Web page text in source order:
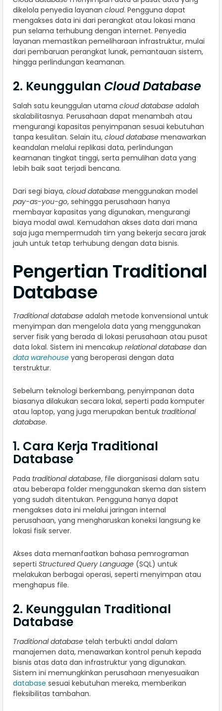
dikelola penyedia layanan cloud. Pengguna dapat
mengakses data ini dari perangkat atau lokasi mana
pun selama terhubung dengan internet. Penyedia
layanan memastikan pemeliharaan infrastruktur, mulai
dari pembaruan perangkat lunak, pemantauan sistem,
hingga perlindungan keamanan.
2. Keunggulan Cloud Database
Salah satu keunggulan utama cloud database adalah
skalabilitasnya. Perusahaan dapat menambah atau
mengurangi kapasitas penyimpanan sesuai kebutuhan
tanpa kesulitan. Selain itu, cloud database menawarkan
keandalan melalui replikasi data, perlindungan
keamanan tingkat tinggi, serta pemulihan data yang
lebih baik saat terjadi bencana.
Dari segi biaya, cloud database menggunakan model
pay-as-you-go, sehingga perusahaan hanya
membayar kapasitas yang digunakan, mengurangi
biaya modal awal. Kemudahan akses data dari mana
saja juga mempermudah tim yang bekerja secara jarak
jauh untuk tetap terhubung dengan data bisnis.
Pengertian Traditional
Database
Traditional database adalah metode konvensional untuk
menyimpan dan mengelola data yang menggunakan
server fisik yang berada di lokasi perusahaan atau pusat
data lokal. Sistem ini mencakup relational database dan
data warehouse yang beroperasi dengan data
terstruktur.
Sebelum teknologi berkembang, penyimpanan data
biasanya dilakukan secara lokal, seperti pada komputer
atau laptop, yang juga merupakan bentuk traditional
database.
1. Cara Kerja Traditional
Database
Pada traditional database, file diorganisasi dalam satu
atau beberapa folder menggunakan skema dan sistem
yang sudah ditentukan. Pengguna hanya dapat
mengakses data ini melalui jaringan internal
perusahaan, yang mengharuskan koneksi langsung ke
lokasi fisik server.
Akses data memanfaatkan bahasa pemrograman
seperti Structured Query Language (SQL) untuk
melakukan berbagai operasi, seperti menyimpan atau
menghapus file.
2. Keunggulan Traditional
Database
Traditional database telah terbukti andal dalam
manajemen data, menawarkan kontrol penuh kepada
bisnis atas data dan infrastruktur yang digunakan.
Sistem ini memungkinkan perusahaan menyesuaikan
database sesuai kebutuhan mereka, memberikan
fleksibilitas tambahan.